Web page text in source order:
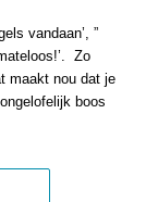
vandaan’, ”
Zo
maakt nou dat je
boos